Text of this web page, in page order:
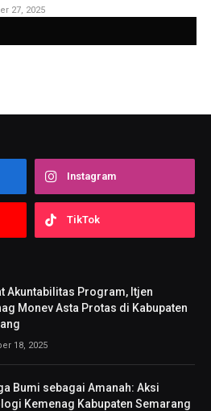
27, 2025
Instagram
TikTok
Akuntabilitas Program, Itjen
Monev Asta Protas di Kabupaten
18, 2025
Bumi sebagai Amanah: Aksi
Kemenag Kabupaten Semarang